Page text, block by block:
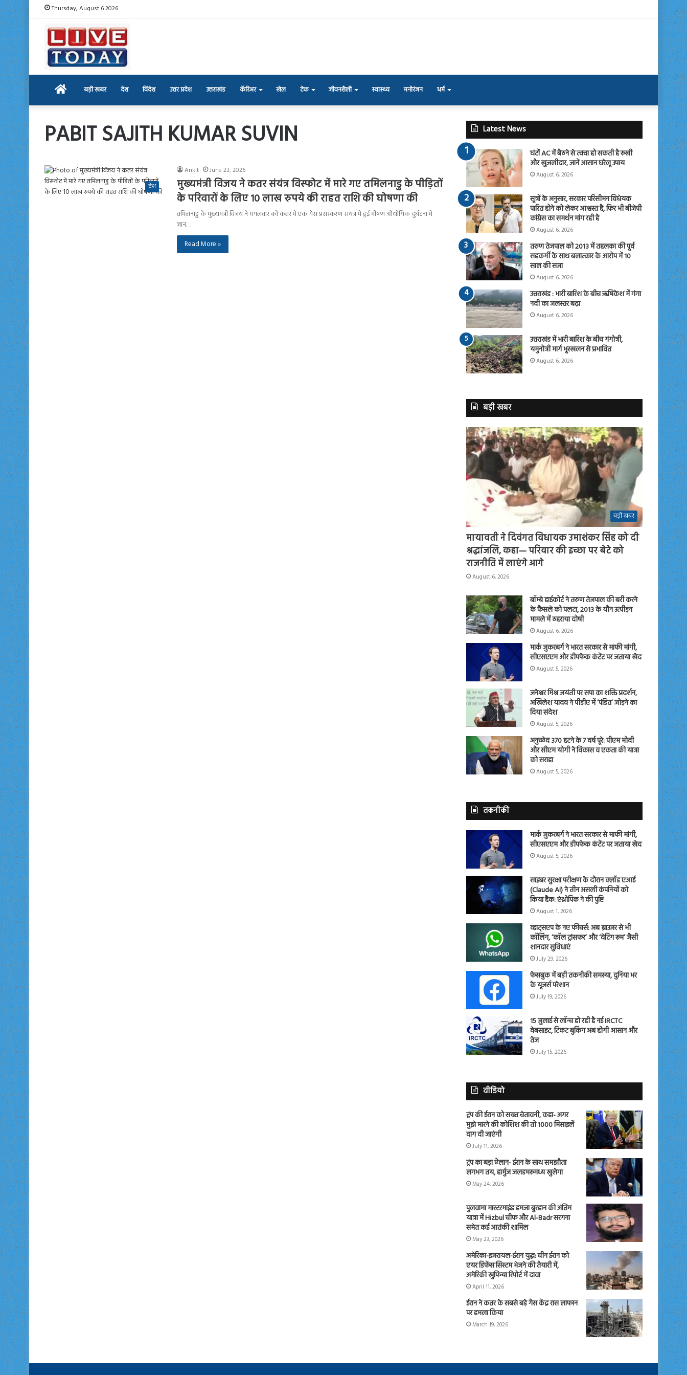
Thursday, August 6 2026
Home बड़ी खबर देश विदेश उत्तर प्रदेश उत्तराखंड कॅरिअर खेल टेक जीवनशैली स्वास्थ्य मनोरंजन धर्म
PABIT SAJITH KUMAR SUVIN
देश
Ankit June 23, 2026
मुख्यमंत्री विजय ने कतर संयंत्र विस्फोट में मारे गए तमिलनाडु के पीड़ितों
के परिवारों के लिए 10 लाख रुपये की राहत राशि की घोषणा की
तमिलनाडु के मुख्यमंत्री विजय ने मंगलवार को कतर में एक गैस प्रसंस्करण संयंत्र में हुई भीषण औद्योगिक दुर्घटना में
जान…
Read More »
Latest News
घंटों AC में बैठने से त्वचा हो सकती है रूखी
और खुजलीदार, जानें आसान घरेलू उपाय
August 6, 2026
सूत्रों के अनुसार, सरकार परिसीमन विधेयक
पारित होने को लेकर आश्वस्त है, फिर भी बीजेपी
कांग्रेस का समर्थन मांग रही है
August 6, 2026
तरुण तेजपाल को 2013 में तहलका की पूर्व
सहकर्मी के साथ बलात्कार के आरोप में 10
साल की सजा
August 6, 2026
उत्तराखंड : भारी बारिश के बीच ऋषिकेश में गंगा
नदी का जलस्तर बढ़ा
August 6, 2026
उत्तराखंड में भारी बारिश के बीच गंगोत्री,
यमुनोत्री मार्ग भूस्खलन से प्रभावित
August 6, 2026
बड़ी खबर
बड़ी खबर
मायावती ने दिवंगत विधायक उमाशंकर सिंह को दी
श्रद्धांजलि, कहा— परिवार की इच्छा पर बेटे को
राजनीति में लाएंगे आगे
August 6, 2026
बॉम्बे हाईकोर्ट ने तरुण तेजपाल की बरी करने
के फैसले को पलटा, 2013 के यौन उत्पीड़न
मामले में ठहराया दोषी
August 6, 2026
मार्क जुकरबर्ग ने भारत सरकार से माफी मांगी,
सीएसएएम और डीपफेक कंटेंट पर जताया खेद
August 5, 2026
जनेश्वर मिश्र जयंती पर सपा का शक्ति प्रदर्शन,
अखिलेश यादव ने पीडीए में ‘पंडित’ जोड़ने का
दिया संदेश
August 5, 2026
अनुच्छेद 370 हटने के 7 वर्ष पूरे: पीएम मोदी
और सीएम योगी ने विकास व एकता की यात्रा
को सराहा
August 5, 2026
तकनीकी
मार्क जुकरबर्ग ने भारत सरकार से माफी मांगी,
सीएसएएम और डीपफेक कंटेंट पर जताया खेद
August 5, 2026
साइबर सुरक्षा परीक्षण के दौरान क्लॉड एआई
(Claude AI) ने तीन असली कंपनियों को
किया हैक: एंथ्रोपिक ने की पुष्टि
August 1, 2026
व्हाट्सएप के नए फीचर्स: अब ब्राउजर से भी
कॉलिंग, ‘कॉल ट्रांसफर’ और ‘वेटिंग रूम’ जैसी
शानदार सुविधाएं
July 29, 2026
फेसबुक में बड़ी तकनीकी समस्या, दुनिया भर
के यूजर्स परेशान
July 19, 2026
15 जुलाई से लॉन्च हो रही है नई IRCTC
वेबसाइट, टिकट बुकिंग अब होगी आसान और
तेज
July 15, 2026
वीडियो
ट्रंप की ईरान को सख्त चेतावनी, कहा- अगर
मुझे मारने की कोशिश की तो 1000 मिसाइलें
दाग दी जाएंगी
July 11, 2026
ट्रंप का बड़ा ऐलान- ईरान के साथ समझौता
लगभग तय, हार्मुज जलडमरूमध्य खुलेगा
May 24, 2026
पुलवामा मास्टरमाइंड हमजा बुरहान की अंतिम
यात्रा में Hizbul चीफ और Al-Badr सरगना
समेत कई आतंकी शामिल
May 23, 2026
अमेरिका-इजरायल-ईरान युद्ध: चीन ईरान को
एयर डिफेंस सिस्टम भेजने की तैयारी में,
अमेरिकी खुफिया रिपोर्ट में दावा
April 11, 2026
ईरान ने कतर के सबसे बड़े गैस केंद्र रास लाफान
पर हमला किया
March 19, 2026